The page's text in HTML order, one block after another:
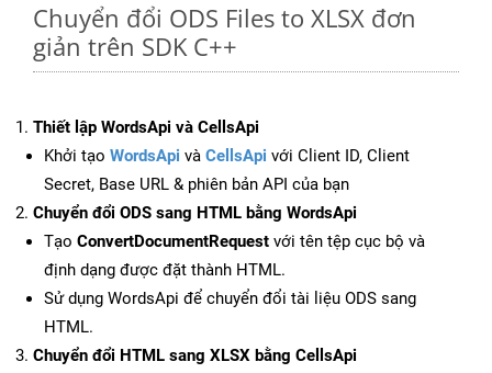
Chuyển đổi ODS Files to XLSX đơn
giản trên SDK C++
Thiết lập WordsApi và CellsApi
Khởi tạo WordsApi và CellsApi với Client ID, Client
Secret, Base URL & phiên bản API của bạn
Chuyển đổi ODS sang HTML bằng WordsApi
Tạo ConvertDocumentRequest với tên tệp cục bộ và
định dạng được đặt thành HTML.
Sử dụng WordsApi để chuyển đổi tài liệu ODS sang
HTML.
Chuyển đổi HTML sang XLSX bằng CellsApi